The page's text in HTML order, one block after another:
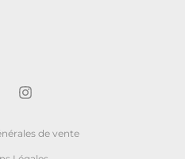
de vente